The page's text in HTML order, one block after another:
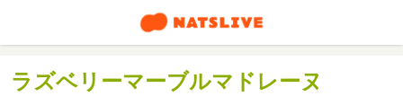
ラズベリーマーブルマドレーヌ